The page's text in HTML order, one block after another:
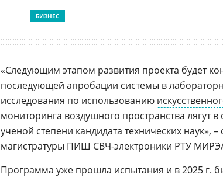
БИЗНЕС
«Следующим этапом развития проекта будет
последующей апробации системы в
исследования по использованию
мониторинга воздушного пространства лягут
ученой степени кандидата технических наук», –
магистратуры ПИШ СВЧ-электроники РТУ
Программа уже прошла испытания и в 2025 г.